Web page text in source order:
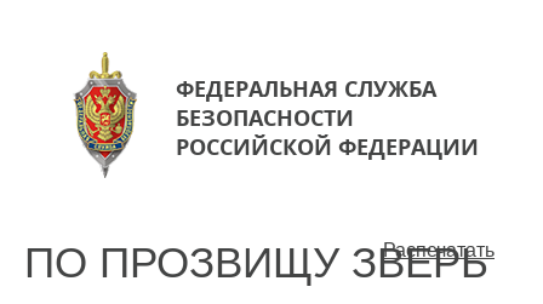
ФЕДЕРАЛЬНАЯ СЛУЖБА
БЕЗОПАСНОСТИ
РОССИЙСКОЙ ФЕДЕРАЦИИ
Распечатать
ПО ПРОЗВИЩУ ЗВЕРЬ